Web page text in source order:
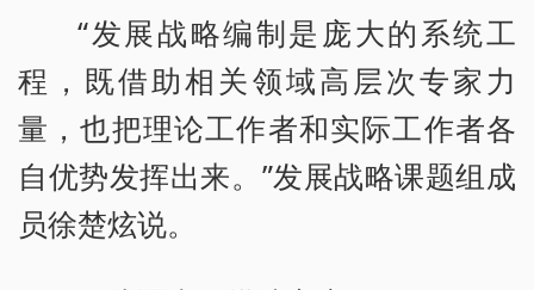
“发展战略编制是庞大的系统工
程，既借助相关领域高层次专家力
量，也把理论工作者和实际工作者各
自优势发挥出来。”发展战略课题组成
员徐楚炫说。